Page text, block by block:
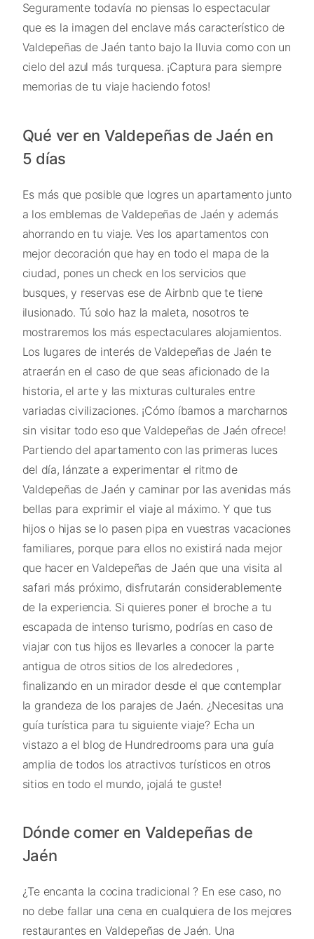
Seguramente todavía no piensas lo espectacular
que es la imagen del enclave más característico de
Valdepeñas de Jaén tanto bajo la lluvia como con un
cielo del azul más turquesa. ¡Captura para siempre
memorias de tu viaje haciendo fotos!
Qué ver en Valdepeñas de Jaén en
5 días
Es más que posible que logres un apartamento junto
a los emblemas de Valdepeñas de Jaén y además
ahorrando en tu viaje. Ves los apartamentos con
mejor decoración que hay en todo el mapa de la
ciudad, pones un check en los servicios que
busques, y reservas ese de Airbnb que te tiene
ilusionado. Tú solo haz la maleta, nosotros te
mostraremos los más espectaculares alojamientos.
Los lugares de interés de Valdepeñas de Jaén te
atraerán en el caso de que seas aficionado de la
historia, el arte y las mixturas culturales entre
variadas civilizaciones. ¡Cómo íbamos a marcharnos
sin visitar todo eso que Valdepeñas de Jaén ofrece!
Partiendo del apartamento con las primeras luces
del día, lánzate a experimentar el ritmo de
Valdepeñas de Jaén y caminar por las avenidas más
bellas para exprimir el viaje al máximo. Y que tus
hijos o hijas se lo pasen pipa en vuestras vacaciones
familiares, porque para ellos no existirá nada mejor
que hacer en Valdepeñas de Jaén que una visita al
safari más próximo, disfrutarán considerablemente
de la experiencia. Si quieres poner el broche a tu
escapada de intenso turismo, podrías en caso de
viajar con tus hijos es llevarles a conocer la parte
antigua de otros sitios de los alrededores ,
finalizando en un mirador desde el que contemplar
la grandeza de los parajes de Jaén. ¿Necesitas una
guía turística para tu siguiente viaje? Echa un
vistazo a el blog de Hundredrooms para una guía
amplia de todos los atractivos turísticos en otros
sitios en todo el mundo, ¡ojalá te guste!
Dónde comer en Valdepeñas de
Jaén
¿Te encanta la cocina tradicional ? En ese caso, no
no debe fallar una cena en cualquiera de los mejores
restaurantes en Valdepeñas de Jaén. Una